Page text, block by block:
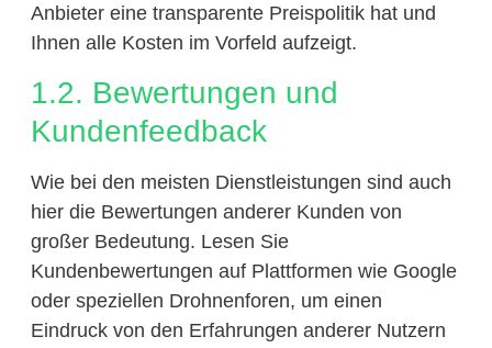
Anbieter eine transparente Preispolitik hat und
Ihnen alle Kosten im Vorfeld aufzeigt.
1.2. Bewertungen und
Kundenfeedback
Wie bei den meisten Dienstleistungen sind auch
hier die Bewertungen anderer Kunden von
großer Bedeutung. Lesen Sie
Kundenbewertungen auf Plattformen wie Google
oder speziellen Drohnenforen, um einen
Eindruck von den Erfahrungen anderer Nutzern